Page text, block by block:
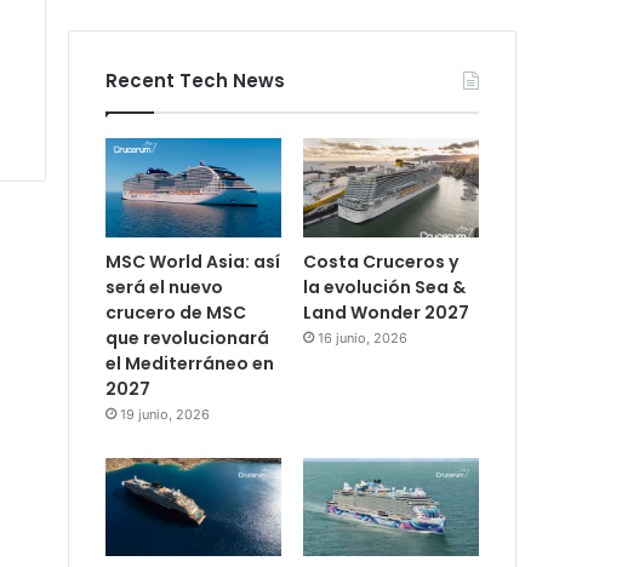
Recent Tech News
MSC World Asia: así
será el nuevo
crucero de MSC
que revolucionará
el Mediterráneo en
2027
19 junio, 2026
Costa Cruceros y
la evolución Sea &
Land Wonder 2027
16 junio, 2026